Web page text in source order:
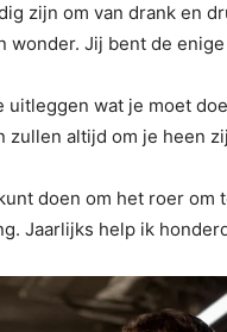
zijn om van drank en
wonder. Jij bent de
uitleggen wat je moet
zullen altijd om je heen
doen om het roer om
Jaarlijks help ik